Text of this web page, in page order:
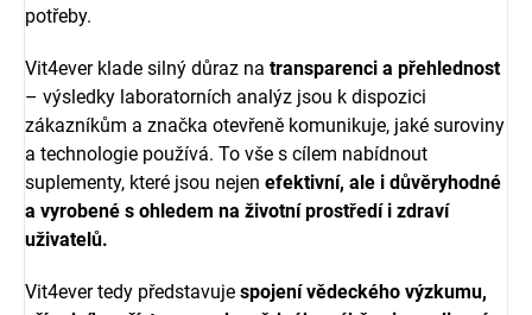
potřeby.
Vit4ever klade silný důraz na transparenci a přehlednost
– výsledky laboratorních analýz jsou k dispozici
zákazníkům a značka otevřeně komunikuje, jaké suroviny
a technologie používá. To vše s cílem nabídnout
suplementy, které jsou nejen efektivní, ale i důvěryhodné
a vyrobené s ohledem na životní prostředí i zdraví
uživatelů.
Vit4ever tedy představuje spojení vědeckého výzkumu,